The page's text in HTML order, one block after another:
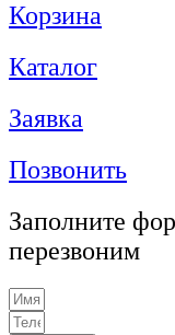
Корзина
Каталог
Заявка
Позвонить
Заполните
перезвоним